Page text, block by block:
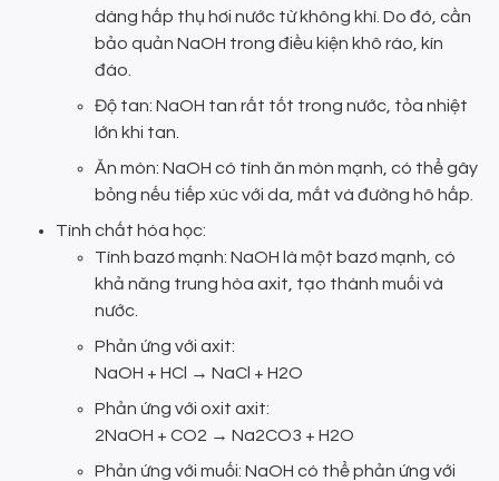
dàng hấp thụ hơi nước từ không khí. Do đó, cần
bảo quản NaOH trong điều kiện khô ráo, kín
đáo.
Độ tan: NaOH tan rất tốt trong nước, tỏa nhiệt
lớn khi tan.
Ăn mòn: NaOH có tính ăn mòn mạnh, có thể gây
bỏng nếu tiếp xúc với da, mắt và đường hô hấp.
Tính chất hóa học:
Tính bazơ mạnh: NaOH là một bazơ mạnh, có
khả năng trung hòa axit, tạo thành muối và
nước.
Phản ứng với axit:
NaOH + HCl → NaCl + H2O
Phản ứng với oxit axit:
2NaOH + CO2 → Na2CO3 + H2O
Phản ứng với muối: NaOH có thể phản ứng với